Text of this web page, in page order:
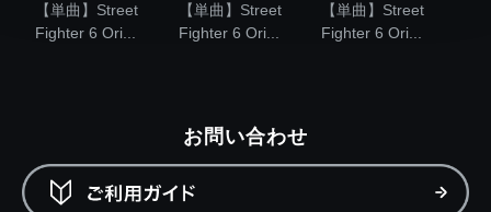
【単曲】Street
Fighter 6 Ori...
【単曲】Street
Fighter 6 Ori...
【単曲】Street
Fighter 6 Ori...
お問い合わせ